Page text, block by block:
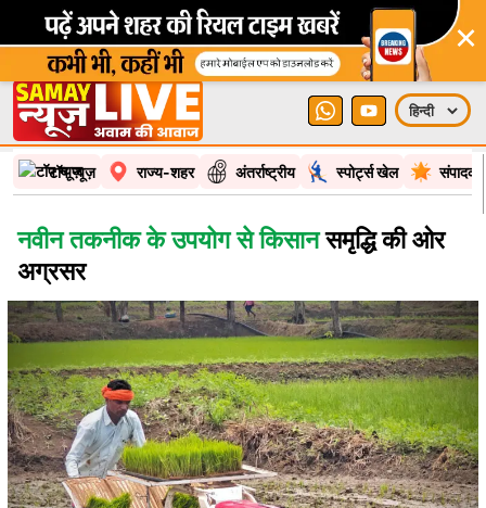
×
टॉप न्यूज़ राज्य-शहर अंतर्राष्ट्रीय स्पोर्ट्स खेल
नवीन तकनीक के उपयोग से किसानसमृद्धि की ओर
अग्रसर